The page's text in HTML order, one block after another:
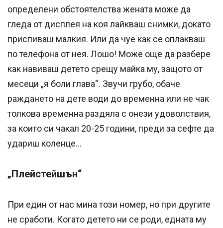
определени обстоятелства жената може да
гледа от дисплея на коя лайкваш снимки, докато
приспиваш малкия. Или да чуе как се оплакваш
по телефона от нея. Лошо! Може още да разбере
как навиваш детето срещу майка му, защото от
месеци „я боли глава“. Звучи грубо, обаче
раждането на дете води до временна или не чак
толкова временна раздяла с онези удоволствия,
за които си чакал 20-25 години, преди за сефте да
удариш коленце…
„Плейстейшън“
При един от нас мина този номер, но при другите
не сработи. Когато детето ни се роди, едната му